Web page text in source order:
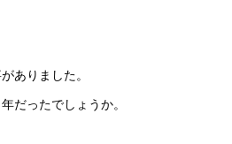
ありました。
だったでしょうか。